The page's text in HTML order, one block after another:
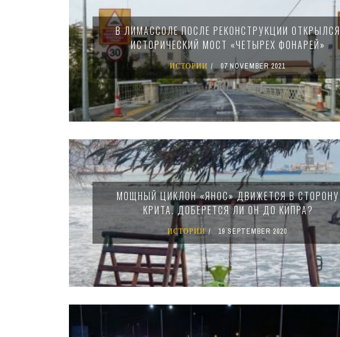
В ЛИМАССОЛЕ ПОСЛЕ РЕКОНСТРУКЦИИ ОТКРЫЛСЯ
ИСТОРИЧЕСКИЙ МОСТ «ЧЕТЫРЕХ ФОНАРЕЙ»
ИСТОРИИ 07 NOVEMBER 2021
МОЩНЫЙ ЦИКЛОН «ЯНОС» ДВИЖЕТСЯ В СТОРОНУ
КРИТА. ДОБЕРЕТСЯ ЛИ ОН ДО КИПРА?
ИСТОРИИ 19 SEPTEMBER 2020
Pages